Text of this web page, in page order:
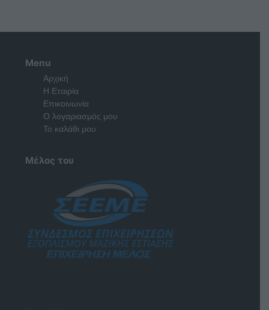
Menu
Αρχική
Η Εταιρία
Επικοινωνία
Ο λογαριασμός μου
Το καλάθι μου
Μέλος του